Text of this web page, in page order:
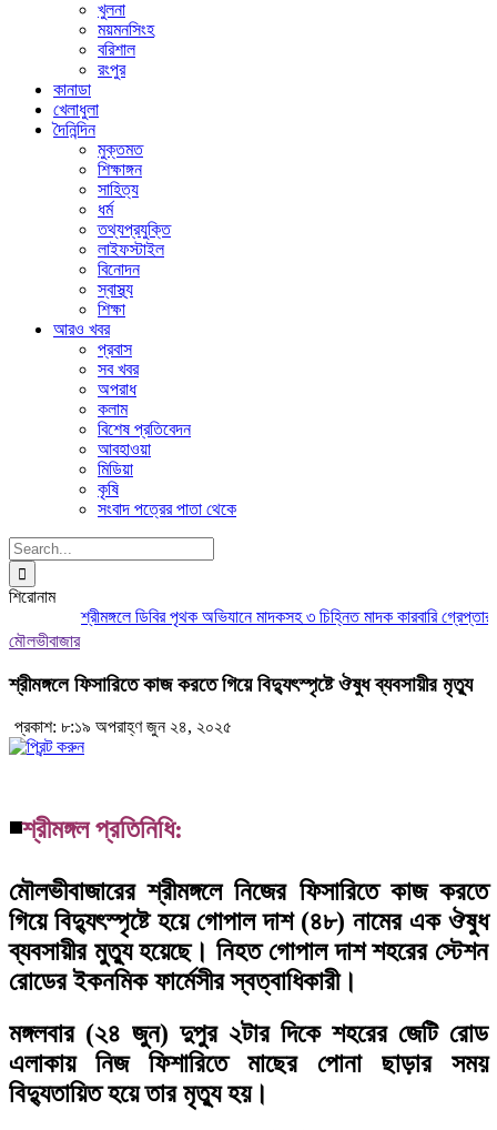
খুলনা
ময়মনসিংহ
বরিশাল
রংপুর
কানাডা
খেলাধুলা
দৈনিন্দিন
মুক্তমত
শিক্ষাঙ্গন
সাহিত্য
ধর্ম
তথ্যপ্রযুক্তি
লাইফস্টাইল
বিনোদন
স্বাস্থ্য
শিক্ষা
আরও খবর
প্রবাস
সব খবর
অপরাধ
কলাম
বিশেষ প্রতিবেদন
আবহাওয়া
মিডিয়া
কৃষি
সংবাদ পত্রের পাতা থেকে
Search
for:
শিরোনাম
শ্রীমঙ্গলে ডিবির পৃথক অভিযানে মাদকসহ ৩ চিহ্নিত মাদক কারবারি গ্রেপ্তার
মৌলভীবাজার
শ্রীমঙ্গলে ফিসারিতে কাজ করতে গিয়ে বিদ্যুৎস্পৃষ্টে ঔষুধ ব্যবসায়ীর মৃত্যু
প্রকাশ: ৮:১৯ অপরাহ্ণ জুন ২৪, ২০২৫
◾শ্রীমঙ্গল প্রতিনিধি:
মৌলভীবাজারের শ্রীমঙ্গলে নিজের ফিসারিতে কাজ করতে
গিয়ে বিদ্যুৎস্পৃষ্টে হয়ে গোপাল দাশ (৪৮) নামের এক ঔষুধ
ব্যবসায়ীর মুত্যু হয়েছে। নিহত গোপাল দাশ শহরের স্টেশন
রোডের ইকনমিক ফার্মেসীর স্বত্বাধিকারী।
মঙ্গলবার (২৪ জুন) দুপুর ২টার দিকে শহরের জেটি রোড
এলাকায় নিজ ফিশারিতে মাছের পোনা ছাড়ার সময়
বিদ্যুতায়িত হয়ে তার মৃত্যু হয়।